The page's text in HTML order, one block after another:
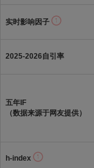
实时影响因子
2025-2026自引率
五年IF
（数据来源于网友提供）
h-index